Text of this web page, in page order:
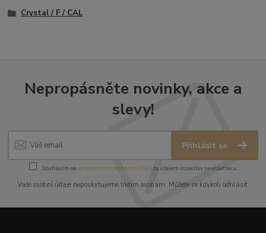
Crystal / F / CAL
Nepropásněte novinky, akce a
slevy!
Přihlásit se
Souhlasím se zpracováním osobních údajůza účelem rozesílky newsletteru.
Vaše osobní údaje neposkytujeme třetím osobám. Můžete se kdykoli odhlásit.